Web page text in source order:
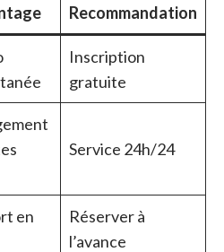
Recommandation
Inscription
gratuite
Service 24h/24
en
Réserver à
l’avance